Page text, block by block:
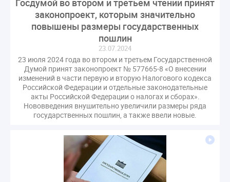
законопроект, которым значительно
повышены размеры государственных
пошлин
23.07.2024
23 июля 2024 года во втором и третьем Государственной
Думой принят законопроект № 577665-8 «О внесении
изменений в части первую и вторую Налогового кодекса
Российской Федерации и отдельные законодательные
акты Российской Федерации о налогах и сборах».
Нововведения внушительно увеличили размеры ряда
государственных пошлин, а также ввели новые.